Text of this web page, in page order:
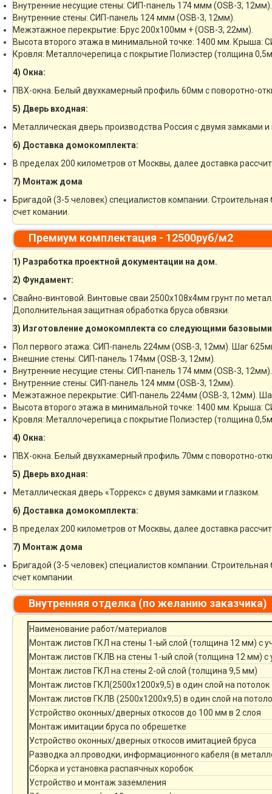
Внутренние несущие стены: СИП-панель 174 ммм (OSB-3, 12мм).
Внутренние стены: СИП-панель 124 ммм (OSB-3, 12мм).
Межэтажное перекрытие: Брус 200х100мм + (OSB-3, 22мм).
Высота второго этажа в минимальной точке: 1400 мм. Крыша:
Кровля: Металлочерепица с покрытие Полиэстер (толщина
4) Окна:
ПВХ-окна. Белый двухкамерный профиль 60мм с поворотно-
5) Дверь входная:
Металлическая дверь производства Россия с двумя замками и
6) Доставка домокомплекта:
В пределах 200 километров от Москвы, далее доставка
7) Монтаж дома
Бригадой (3-5 человек) специалистов компании.
счет комании.
Премиум комплектация - 12500руб/м2
1) Разработка проектной документации на дом.
2) Фундамент:
Свайно-винтовой. Винтовые сваи 2500х108х4мм грунт по
Дополнительная защитная обработка бруса обвязки.
3) Изготовление домокомплекта со следующими базовыми
Пол первого этажа: СИП-панель 224мм (OSB-3, 12мм). Шаг
Внешние стены: СИП-панель 174мм (OSB-3, 12мм).
Внутренние несущие стены: СИП-панель 174 ммм (OSB-3, 12мм).
Внутренние стены: СИП-панель 124 ммм (OSB-3, 12мм).
Межэтажное перекрытие: СИП-панель 224мм (OSB-3, 12мм).
Высота второго этажа в минимальной точке: 1400 мм. Крыша:
Кровля: Металлочерепица с покрытие Полиэстер (толщина
4) Окна:
ПВХ-окна. Белый двухкамерный профиль 70мм с поворотно-
5) Дверь входная:
Металлическая дверь «Торрекс» с двумя замками и глазком.
6) Доставка домокомплекта:
В пределах 200 километров от Москвы, далее доставка
7) Монтаж дома
Бригадой (3-5 человек) специалистов компании.
счет компании.
Внутренняя отделка (по желанию заказчика)
Наименование работ/материалов
Монтаж листов ГКЛ на стены 1-ый слой (толщина 12 мм) с
Монтаж листов ГКЛВ на стены 1-ый слой (толщина 12 мм) с
Монтаж листов ГКЛ на стены 2-ой слой (толщина 9,5 мм)
Монтаж листов ГКЛ(2500х1200х9,5) в один слой на потолок
Монтаж листов ГКЛВ (2500х1200х9,5) в один слой на
Устройство оконных/дверных откосов до 100 мм в 2 слоя
Монтаж имитации бруса по обрешетке
Устройство оконных/дверных откосов имитацией бруса
Разводка эл.проводки, информационного кабеля (в
Сборка и установка распаячных коробок
Устройство и монтаж заземления